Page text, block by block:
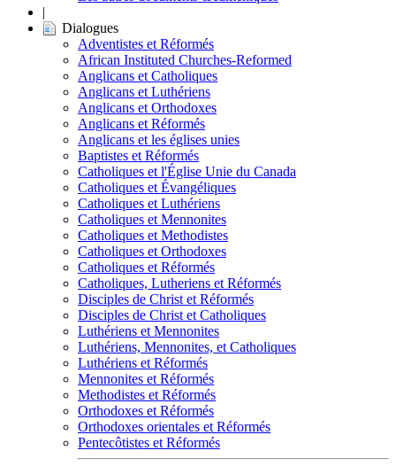
|
Dialogues
Adventistes et Réformés
African Instituted Churches-Reformed
Anglicans et Catholiques
Anglicans et Luthériens
Anglicans et Orthodoxes
Anglicans et Réformés
Anglicans et les églises unies
Baptistes et Réformés
Catholiques et l'Église Unie du Canada
Catholiques et Évangéliques
Catholiques et Luthériens
Catholiques et Mennonites
Catholiques et Methodistes
Catholiques et Orthodoxes
Catholiques et Réformés
Catholiques, Lutheriens et Réformés
Disciples de Christ et Réformés
Disciples de Christ et Catholiques
Luthériens et Mennonites
Luthériens, Mennonites, et Catholiques
Luthériens et Réformés
Mennonites et Réformés
Methodistes et Réformés
Orthodoxes et Réformés
Orthodoxes orientales et Réformés
Pentecôtistes et Réformés